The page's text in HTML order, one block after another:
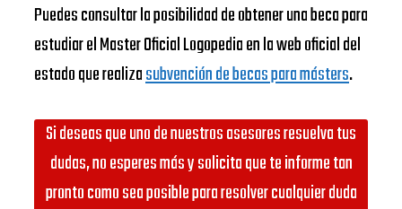
Puedes consultar la posibilidad de obtener una beca para
estudiar el Master Oficial Logopedia en la web oficial del
estado que realizasubvención de becas para másters.
Si deseas que uno de nuestros asesores resuelva tus
dudas, no esperes más y solicita que te informe tan
pronto como sea posible para resolver cualquier duda